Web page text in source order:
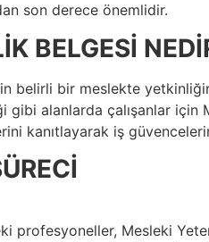
son derece önemlidir.
BELGESİ
belirli bir meslekte
gibi alanlarda çalışanlar
kanıtlayarak iş
profesyoneller, Mesleki